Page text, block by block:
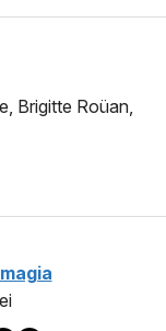
Brigitte Roüan,